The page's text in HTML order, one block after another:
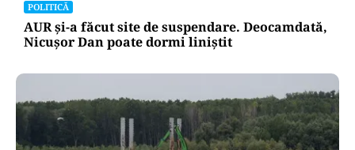
POLITICĂ
AUR și-a făcut site de suspendare. Deocamdată,
Nicușor Dan poate dormi liniștit